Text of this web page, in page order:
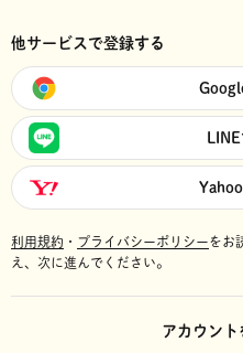
他サービスで登録する
利用規約 ・ プライバシーポリシーをお
え、次に進んでください。
アカウン